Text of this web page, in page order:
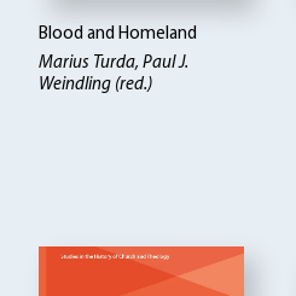
Blood and Homeland
Marius Turda, Paul J.
Weindling (red.)